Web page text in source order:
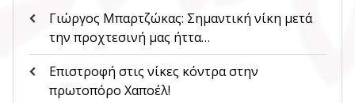
Γιώργος Μπαρτζώκας: Σημαντική νίκη μετά
την προχτεσινή μας ήττα…
Επιστροφή στις νίκες κόντρα στην
πρωτοπόρο Χαποέλ!